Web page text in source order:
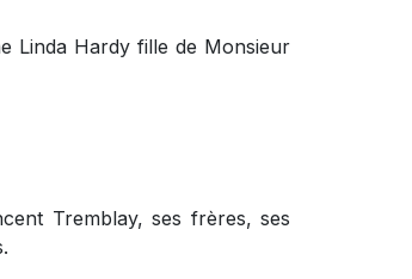
Linda Hardy fille de Monsieur
Tremblay, ses frères, ses